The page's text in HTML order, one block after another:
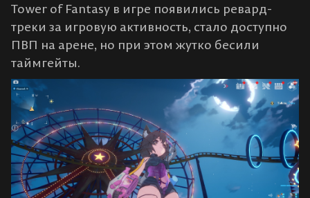
Tower of Fantasy в игре появились ревард-
треки за игровую активность, стало доступно
ПВП на арене, но при этом жутко бесили
таймгейты.